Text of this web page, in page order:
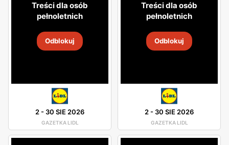
Treści dla osób
pełnoletnich
Odblokuj
2- 30 SIE 2026
GAZETKA LIDL
Treści dla osób
pełnoletnich
Odblokuj
2- 30 SIE 2026
GAZETKA LIDL